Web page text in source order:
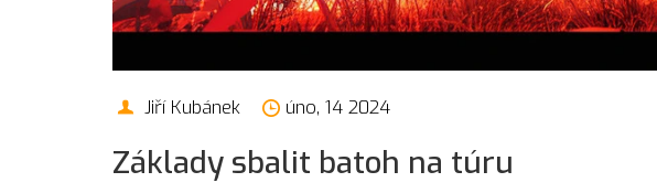
Jiří Kubánek úno, 14 2024
Základy sbalit batoh na túru